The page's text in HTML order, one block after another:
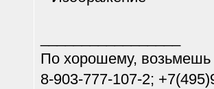
По хорошему,
8-903-777-107-2;